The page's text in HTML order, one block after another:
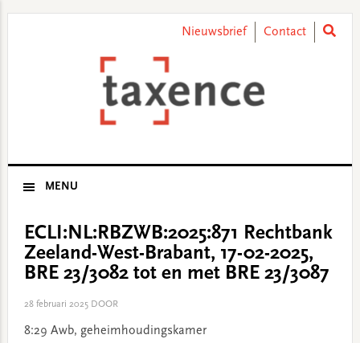
Nieuwsbrief Contact
MENU
ECLI:NL:RBZWB:2025:871 Rechtbank
Zeeland-West-Brabant, 17-02-2025,
BRE 23/3082 tot en met BRE 23/3087
28 februari 2025DOOR
8:29 Awb, geheimhoudingskamer